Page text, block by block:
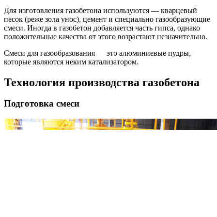
Для изготовления газобетона используются — кварцевый
песок (реже зола унос), цемент и специально газообразующие
смеси. Иногда в газобетон добавляется часть гипса, однако
положительные качества от этого возрастают незначительно.
Смеси для газообразования — это алюминиевые пудры,
которые являются неким катализатором.
Технология производства газобетона
Подготовка смеси